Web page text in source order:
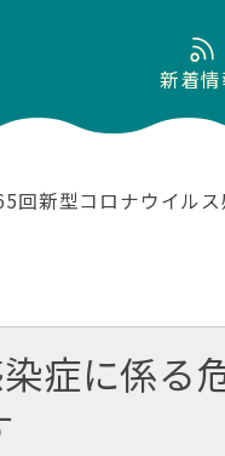
新着情
回新型コロナウイル
症に係る